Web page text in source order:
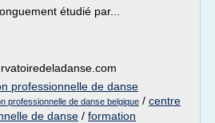
étudié par...
professionnelle de danse
professionnelle de danse belgique / centre
de danse / formation